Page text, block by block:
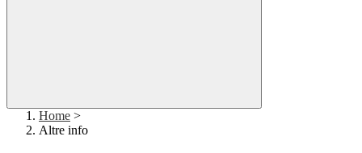
Home >
Altre info